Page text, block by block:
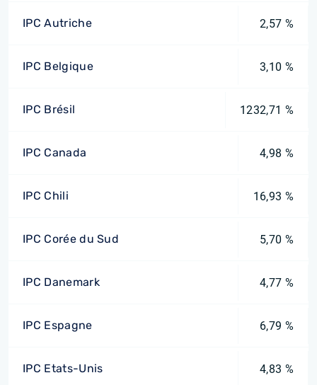
IPC Autriche 2,57 %
IPC Belgique 3,10 %
IPC Brésil 1232,71 %
IPC Canada 4,98 %
IPC Chili 16,93 %
IPC Corée du Sud 5,70 %
IPC Danemark 4,77 %
IPC Espagne 6,79 %
IPC Etats-Unis 4,83 %